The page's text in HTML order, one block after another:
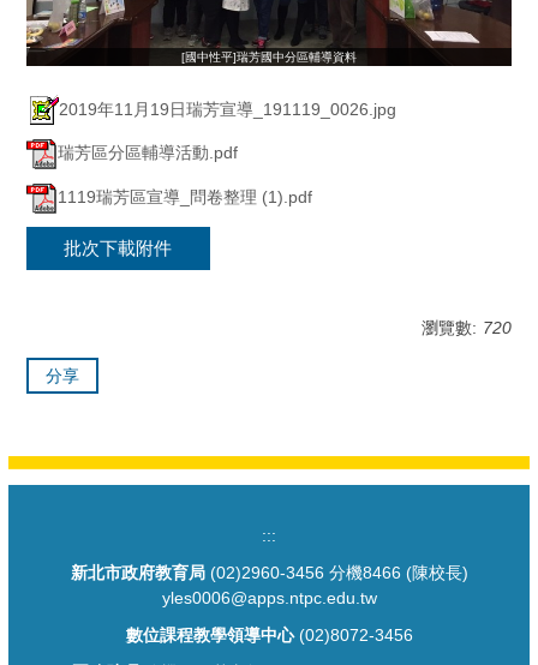
[國中性平]瑞芳國中分區輔導資料
2019年11月19日瑞芳宣導_191119_0026.jpg
瑞芳區分區輔導活動.pdf
1119瑞芳區宣導_問卷整理 (1).pdf
批次下載附件
瀏覽數: 720
分享
:::
新北市政府教育局(02)2960-3456 分機8466 (陳校長)
yles0006@apps.ntpc.edu.tw
數位課程教學領導中心(02)8072-3456